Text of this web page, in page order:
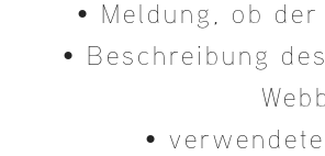
• Meldung, ob
• Beschreibung
•